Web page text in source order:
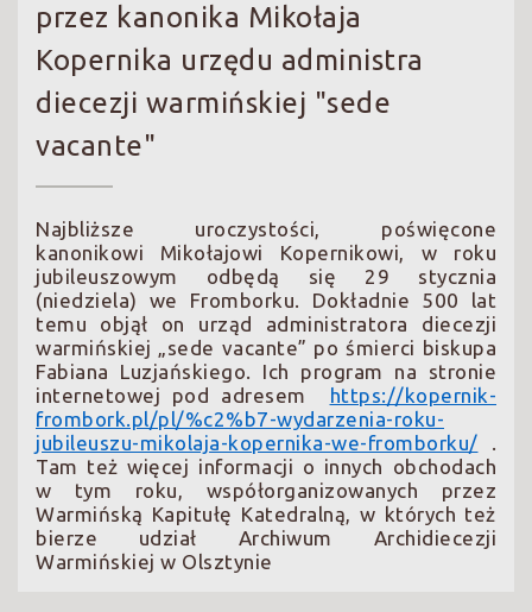
przez kanonika Mikołaja
Kopernika urzędu administra
diecezji warmińskiej "sede
vacante"
Najbliższe uroczystości, poświęcone
kanonikowi Mikołajowi Kopernikowi, w roku
jubileuszowym odbędą się 29 stycznia
(niedziela) we Fromborku. Dokładnie 500 lat
temu objął on urząd administratora diecezji
warmińskiej „sede vacante” po śmierci biskupa
Fabiana Luzjańskiego. Ich program na stronie
internetowej pod adresem https://kopernik-
frombork.pl/pl/%c2%b7-wydarzenia-roku-
jubileuszu-mikolaja-kopernika-we-fromborku/ .
Tam też więcej informacji o innych obchodach
w tym roku, współorganizowanych przez
Warmińską Kapitułę Katedralną, w których też
bierze udział Archiwum Archidiecezji
Warmińskiej w Olsztynie